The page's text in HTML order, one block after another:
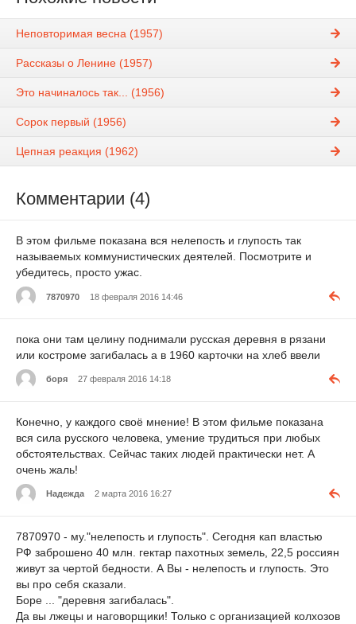
Неповторимая весна (1957)
Рассказы о Ленине (1957)
Это начиналось так... (1956)
Сорок первый (1956)
Цепная реакция (1962)
Комментарии (4)
В этом фильме показана вся нелепость и глупость так
называемых коммунистических деятелей. Посмотрите и
убедитесь, просто ужас.
7870970 18 февраля 2016 14:46
пока они там целину поднимали русская деревня в рязани
или костроме загибалась а в 1960 карточки на хлеб ввели
боря 27 февраля 2016 14:18
Конечно, у каждого своё мнение! В этом фильме показана
вся сила русского человека, умение трудиться при любых
обстоятельствах. Сейчас таких людей практически нет. А
очень жаль!
Надежда 2 марта 2016 16:27
7870970 - му."нелепость и глупость". Сегодня кап властью
РФ заброшено 40 млн. гектар пахотных земель, 22,5 россиян
живут за чертой бедности. А Вы - нелепость и глупость. Это
вы про себя сказали.
Боре ... "деревня загибалась".
Да вы лжецы и наговорщики! Только с организацией колхозов